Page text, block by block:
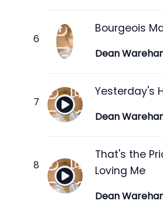
Bourgeois
Dean
Yesterday's
Dean
That's the
Loving Me
Dean